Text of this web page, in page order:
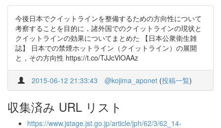
今後日本でクイットラインを整備するための方向性について
考察することを目的に，諸外国でのクイットラインの現状と
クイットラインの効果についてまとめた 【日本公衆衛生雑
誌】 日本での禁煙ホットライン（クイットライン）の展開
と，その方向性 https://t.co/TJJcVlOAAz
2015-06-12 21:33:43 @kojima_aponet (投稿一覧)
収集済み URL リスト
https://www.jstage.jst.go.jp/article/jph/62/3/62_14-